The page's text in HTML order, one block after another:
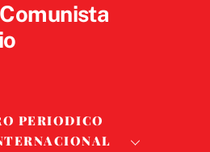
PERIODICO